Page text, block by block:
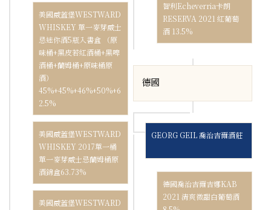
美國威蓋堡WESTWARD
WHISKEY 單一麥芽威士
忌迷你酒5瓶入書盒 （原
味桶+黑皮若紅酒桶+黑啤
酒桶+蘭姆桶+原味桶原
酒）
45%+45%+46%+50%+6
2.5%
美國威蓋堡WESTWARD
WHISKEY 2017單一桶
單一麥芽威士忌蘭姆桶原
酒錦盒63.73%
美國威蓋堡WESTWARD
智利Echeverria卡朗
RESERVA 2021 紅葡萄
酒 13.5%
德國
GEORG GEIL 喬治吉爾酒莊
德國喬治吉爾吉娜KAB
2021 清爽微甜白葡萄酒